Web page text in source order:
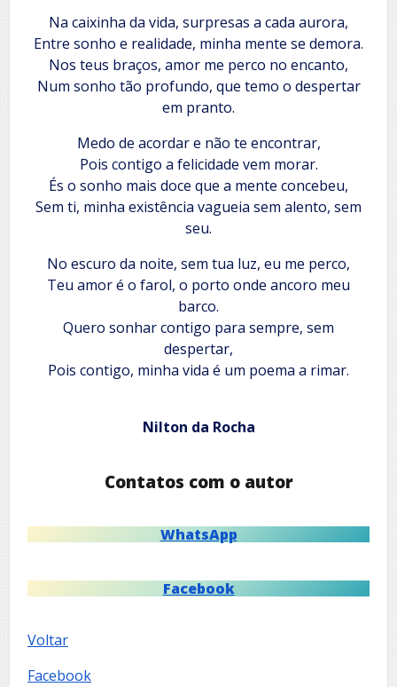
Na caixinha da vida, surpresas a cada aurora,
Entre sonho e realidade, minha mente se demora.
Nos teus braços, amor me perco no encanto,
Num sonho tão profundo, que temo o despertar
em pranto.
Medo de acordar e não te encontrar,
Pois contigo a felicidade vem morar.
És o sonho mais doce que a mente concebeu,
Sem ti, minha existência vagueia sem alento, sem
seu.
No escuro da noite, sem tua luz, eu me perco,
Teu amor é o farol, o porto onde ancoro meu
barco.
Quero sonhar contigo para sempre, sem
despertar,
Pois contigo, minha vida é um poema a rimar.
Nilton da Rocha
Contatos com o autor
WhatsApp
Facebook
Voltar
Facebook